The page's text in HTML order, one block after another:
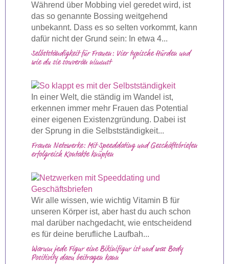
Während über Mobbing viel geredet wird, ist
das so genannte Bossing weitgehend
unbekannt. Dass es so selten vorkommt, kann
dafür nicht der Grund sein: In etwa 4...
Selbstständigkeit für Frauen: Vier typische Hürden und
wie du sie souverän nimmst
In einer Welt, die ständig im Wandel ist,
erkennen immer mehr Frauen das Potential
einer eigenen Existenzgründung. Dabei ist
der Sprung in die Selbstständigkeit...
Frauen Netzwerke: Mit Speeddating und Geschäftsbriefen
erfolgreich Kontakte knüpfen
Wir alle wissen, wie wichtig Vitamin B für
unseren Körper ist, aber hast du auch schon
mal darüber nachgedacht, wie entscheidend
es für deine berufliche Laufbah...
Warum jede Figur eine Bikinifigur ist und was Body
Positivity dazu beitragen kann